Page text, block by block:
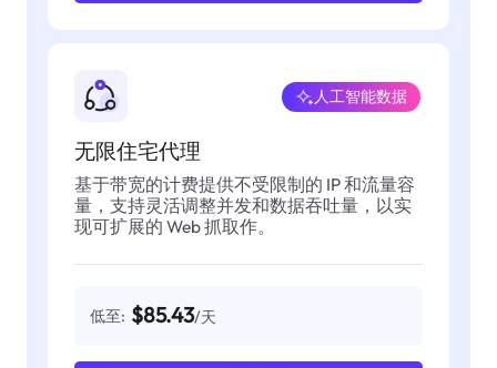
无限住宅代理
人工智能数据
基于带宽的计费提供不受限制的 IP 和流量容
量，支持灵活调整并发和数据吞吐量，以实
现可扩展的 Web 抓取作。
低至: $85.43/天